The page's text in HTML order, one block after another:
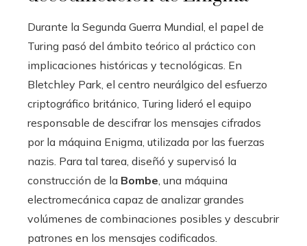
Durante la Segunda Guerra Mundial, el papel de
Turing pasó del ámbito teórico al práctico con
implicaciones históricas y tecnológicas. En
Bletchley Park, el centro neurálgico del esfuerzo
criptográfico británico, Turing lideró el equipo
responsable de descifrar los mensajes cifrados
por la máquina Enigma, utilizada por las fuerzas
nazis. Para tal tarea, diseñó y supervisó la
construcción de la Bombe, una máquina
electromecánica capaz de analizar grandes
volúmenes de combinaciones posibles y descubrir
patrones en los mensajes codificados.